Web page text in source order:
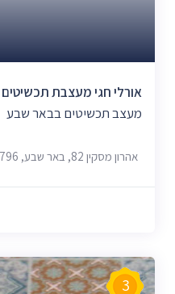
אורלי חגי מעצבת תכשיטים
מעצב תכשיטים בבאר שבע
אהרון מסקין 82, באר שבע, 8464796
3